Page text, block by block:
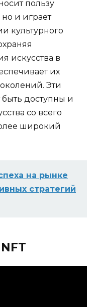
пользу
и играет
культурного
искусства в
их
Эти
доступны и
со всего
широкий
на рынке
стратегий